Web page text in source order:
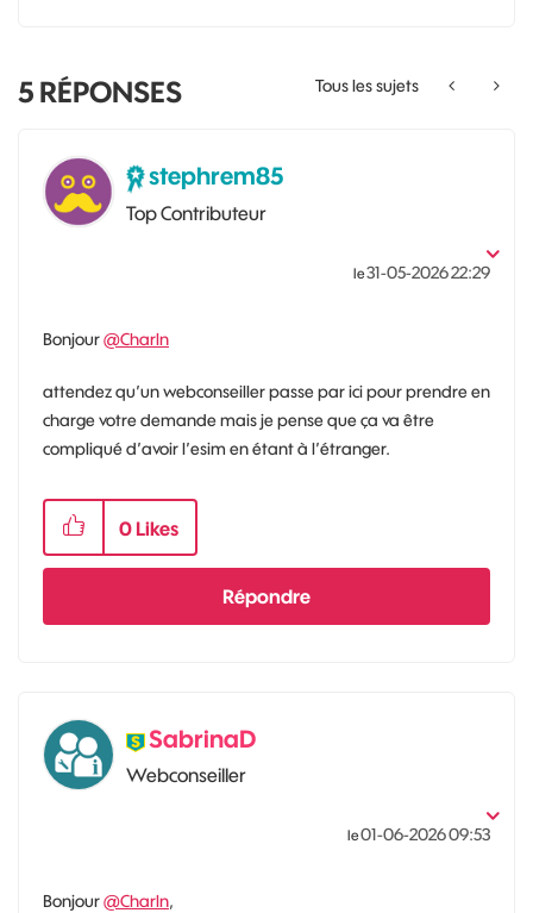
Tous les sujets
5 RÉPONSES
stephrem85
Top Contributeur
le‎31-05-202622:29
Bonjour@Charln
attendez qu’un webconseiller passe par ici pour prendre en
charge votre demande mais je pense que ça va être
compliqué d’avoir l’esim en étant à l’étranger.
0 Likes
Répondre
SabrinaD
Webconseiller
le‎01-06-202609:53
Bonjour@Charln,